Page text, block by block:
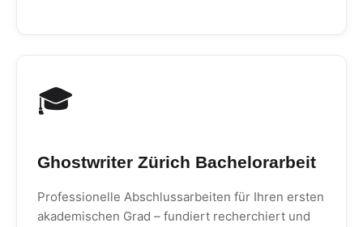
🎓
Ghostwriter Zürich Bachelorarbeit
Professionelle Abschlussarbeiten für Ihren ersten
akademischen Grad – fundiert recherchiert und